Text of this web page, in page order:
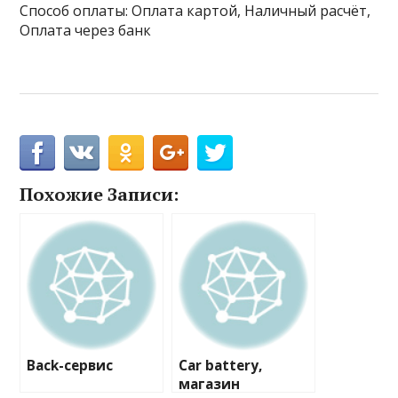
Способ оплаты: Оплата картой, Наличный расчёт,
Оплата через банк
Похожие Записи:
Back-сервис
Car battery,
магазин